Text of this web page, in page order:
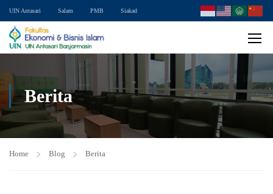
UIN Antasari Salam PMB Siakad
Berita
Home Blog Berita